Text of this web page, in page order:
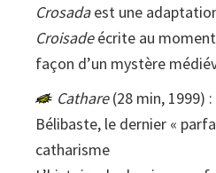
Crosadaest une
Croisadeécrite au
façon d’un mystère
Cathare(28 min, 1999)
Bélibaste, le dernier «
catharisme